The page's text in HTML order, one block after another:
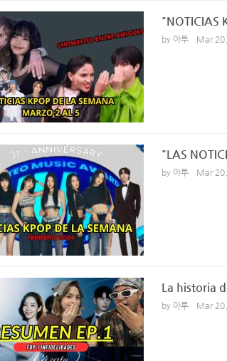
"NOTICIAS
by 아투 Mar
"LAS
by 아투 Mar
La historia
by 아투 Mar